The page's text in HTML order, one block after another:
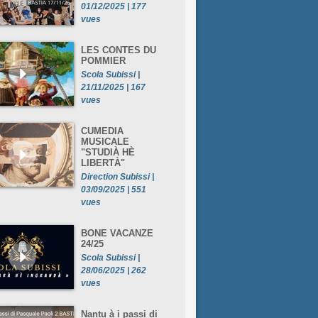
01/12/2025 | 177
vues
LES CONTES DU
POMMIER
Scola Subissi |
21/11/2025 | 167
vues
CUMEDIA
MUSICALE
"STUDIÀ HÈ
LIBERTÀ"
Direction Subissi |
03/09/2025 | 551
vues
BONE VACANZE
24/25
Scola Subissi |
28/06/2025 | 262
vues
Nantu à i passi di